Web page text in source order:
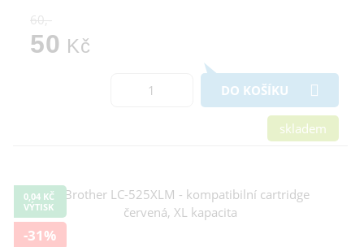
60,-
50 Kč
DO KOŠÍKU
skladem
0,04 KČ
VÝTISK
-31%